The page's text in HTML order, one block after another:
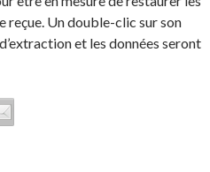
reçue. Un double-clic sur son
et les données seront